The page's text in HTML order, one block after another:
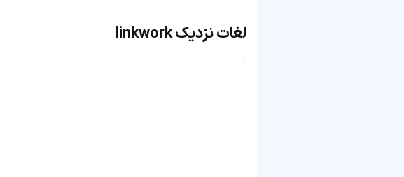
لغات نزدیک linkwork